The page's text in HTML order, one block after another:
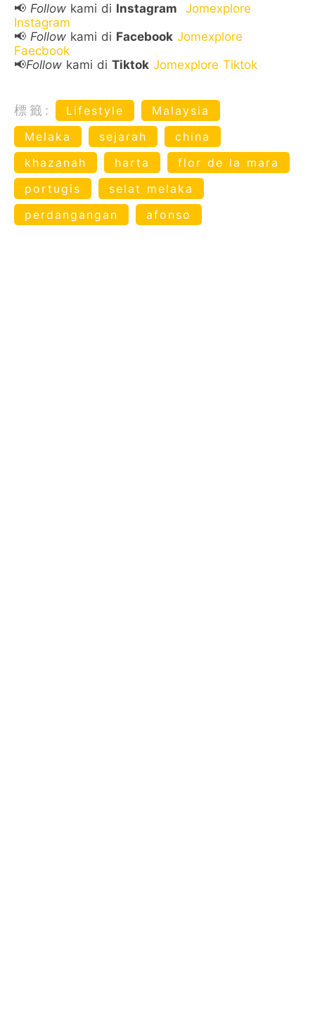
📢 Follow kami di Instagram
Jomexplore
Instagram
📢 Follow kami di Facebook Jomexplore
Faecbook
📢Follow kami di Tiktok Jomexplore Tiktok
標籤: Lifestyle
Malaysia
Melaka
sejarah
china
khazanah
harta
flor de la mara
portugis
selat melaka
perdangangan
afonso